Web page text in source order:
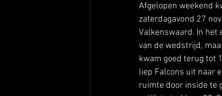
Afgelopen weekend
zaterdagavond 27
Valkenswaard. In het
van de wedstrijd,
kwam goed terug tot
liep Falcons uit naar
ruimte door inside te